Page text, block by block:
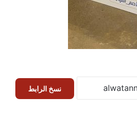
نسخ الرابط